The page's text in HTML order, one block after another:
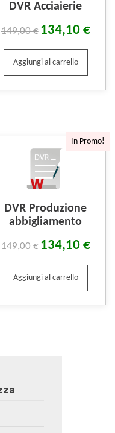
DVR Acciaierie
149,00€ 134,10 €
Aggiungi al carrello
In Promo!
DVR Produzione
abbigliamento
149,00€ 134,10 €
Aggiungi al carrello